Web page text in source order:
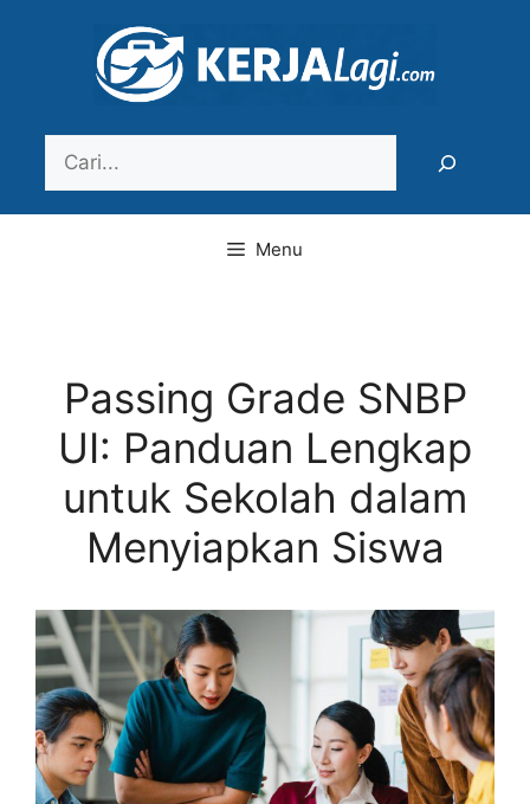
Menu
Passing Grade SNBP
UI: Panduan Lengkap
untuk Sekolah dalam
Menyiapkan Siswa